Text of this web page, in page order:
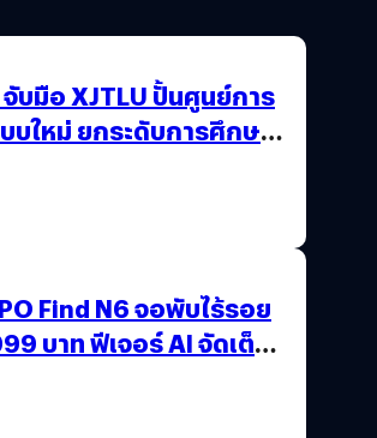
บมือ XJTLU ปั้นศูนย์การ
บใหม่ ยกระดับการศึกษา
Find N6 จอพับไร้รอย
บาท ฟีเจอร์ AI จัดเต็ม